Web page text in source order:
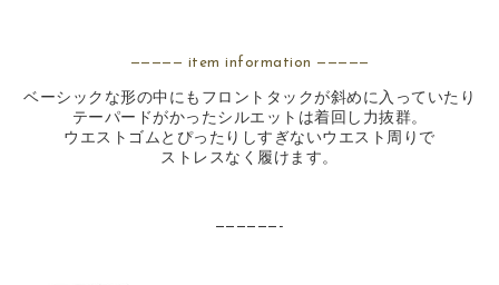
————— item information —————
ベーシックな形の中にもフロントタックが斜めに入っていたり
テーパードがかったシルエットは着回し力抜群。
ウエストゴムとぴったりしすぎないウエスト周りで
ストレスなく履けます。
——————-